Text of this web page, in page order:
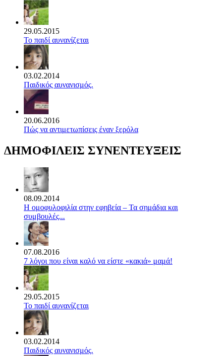
29.05.2015
Το παιδί αυνανίζεται
03.02.2014
Παιδικός αυνανισμός.
20.06.2016
Πώς να αντιμετωπίσεις έναν ξερόλα
ΔΗΜΟΦΙΛΕΙΣ ΣΥΝΕΝΤΕΥΞΕΙΣ
08.09.2014
Η ομοφυλοφιλία στην εφηβεία – Τα σημάδια και
συμβουλές...
07.08.2016
7 λόγοι που είναι καλό να είστε «κακιά» μαμά!
29.05.2015
Το παιδί αυνανίζεται
03.02.2014
Παιδικός αυνανισμός.